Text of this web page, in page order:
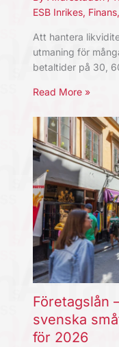
ESB Inrikes, Finans,
Att hantera
utmaning för
betaltider på 30,
Read More »
Företagslån
svenska
för 2026